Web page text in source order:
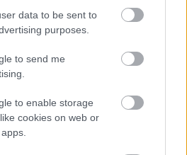
data to be sent to
purposes.
to send me
to enable storage
cookies on web or
és elfogadom az
adatvédelmi